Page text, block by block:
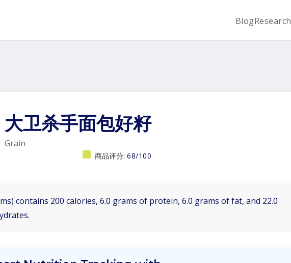
BlogResearch
大卫杀手面包好籽
Grain
商品评分: 68/100
contains 200 calories, 6.0 grams of protein, 6.0 grams of fat, and 22.0